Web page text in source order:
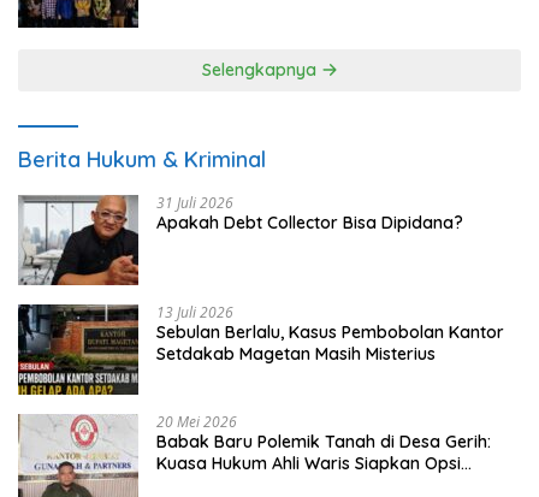
Selengkapnya
Berita Hukum & Kriminal
31 Juli 2026
Apakah Debt Collector Bisa Dipidana?
13 Juli 2026
Sebulan Berlalu, Kasus Pembobolan Kantor
Setdakab Magetan Masih Misterius
20 Mei 2026
Babak Baru Polemik Tanah di Desa Gerih:
Kuasa Hukum Ahli Waris Siapkan Opsi